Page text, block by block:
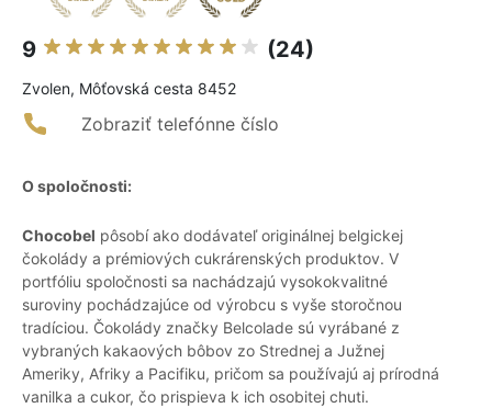
9 (24)
Zvolen, Môťovská cesta 8452
Zobraziť telefónne číslo
O spoločnosti:
Chocobel pôsobí ako dodávateľ originálnej belgickej
čokolády a prémiových cukrárenských produktov. V
portfóliu spoločnosti sa nachádzajú vysokokvalitné
suroviny pochádzajúce od výrobcu s vyše storočnou
tradíciou. Čokolády značky Belcolade sú vyrábané z
vybraných kakaových bôbov zo Strednej a Južnej
Ameriky, Afriky a Pacifiku, pričom sa používajú aj prírodná
vanilka a cukor, čo prispieva k ich osobitej chuti.